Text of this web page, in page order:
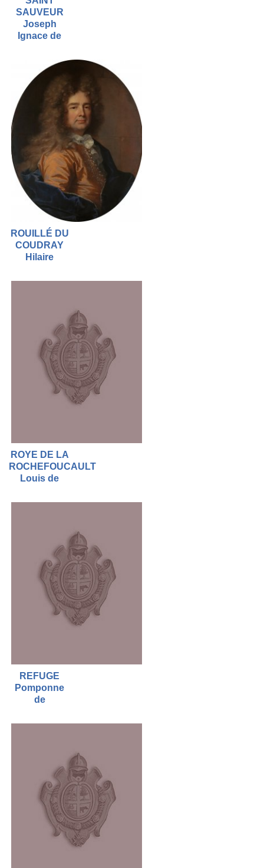
SAUVEUR
Joseph
Ignace de
ROUILLÉ DU
COUDRAY
Hilaire
ROYE DE LA
ROCHEFOUCAULT
Louis de
REFUGE
Pomponne
de